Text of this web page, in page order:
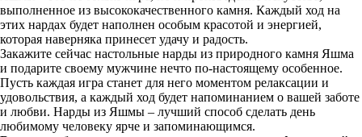
выполненное из высококачественного камня. Каждый ход на
этих нардах будет наполнен особым красотой и энергией,
которая наверняка принесет удачу и радость.
Закажите сейчас настольные нарды из природного камня Яшма
и подарите своему мужчине нечто по-настоящему особенное.
Пусть каждая игра станет для него моментом релаксации и
удовольствия, а каждый ход будет напоминанием о вашей заботе
и любви. Нарды из Яшмы – лучший способ сделать день
любимому человеку ярче и запоминающимся.